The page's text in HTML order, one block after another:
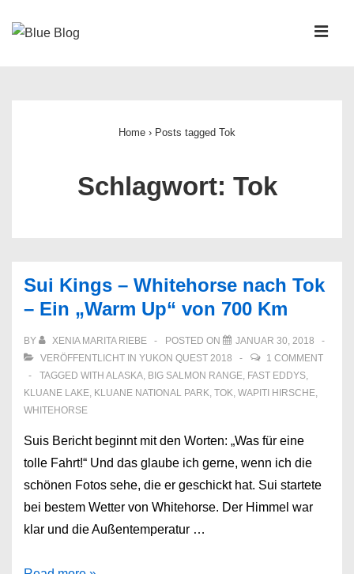
Zum
Home › Posts tagged Tok
Schlagwort: Tok
Sui Kings – Whitehorse nach Tok
– Ein „Warm Up“ von 700 Km
BY XENIA MARITA RIEBE POSTED ON
JANUAR 30, 2018
VERÖFFENTLICHT IN YUKON QUEST 2018
1 COMMENT
TAGGED WITH ALASKA, BIG SALMON RANGE, FAST EDDYS,
KLUANE LAKE, KLUANE NATIONAL PARK, TOK, WAPITI HIRSCHE,
WHITEHORSE
Suis Bericht beginnt mit den Worten: „Was für eine
tolle Fahrt!“ Und das glaube ich gerne, wenn ich die
schönen Fotos sehe, die er geschickt hat. Sui startete
bei bestem Wetter von Whitehorse. Der Himmel war
klar und die Außentemperatur …